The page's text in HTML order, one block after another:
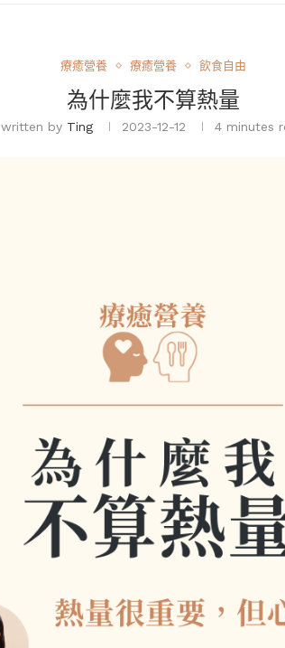
療癒營養 療癒營養 飲食自由
為什麼我不算熱量
written by Ting 2023-12-12 4 minutes